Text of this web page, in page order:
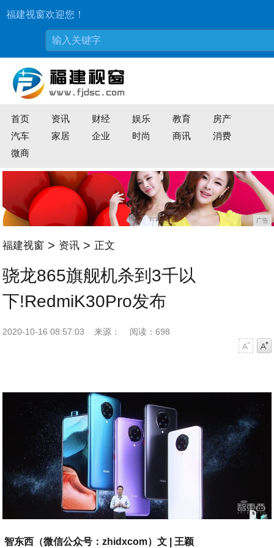
福建视窗欢迎您！
首页 资讯 财经 娱乐 教育
房产
汽车
家居 企业 时尚 商讯
消费
微商
广告
福建视窗 > 资讯 > 正文
骁龙865旗舰机杀到3千以
下!RedmiK30Pro发布
2020-10-16 08:57:03 来源：
阅读：698
智东西（微信公众号：zhidxcom）文 | 王颖